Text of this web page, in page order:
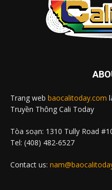
Trang web baocalitoday.com
Truyền Thông Cali Today
Tòa soạn: 1310 Tully Road
Tel: (408) 482-6527
Contact us: